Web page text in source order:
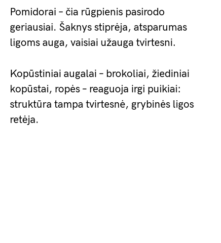
Pomidorai – čia rūgpienis pasirodo
geriausiai. Šaknys stiprėja, atsparumas
ligoms auga, vaisiai užauga tvirtesni.
Kopūstiniai augalai – brokoliai, žiediniai
kopūstai, ropės – reaguoja irgi puikiai:
struktūra tampa tvirtesnė, grybinės ligos
retėja.